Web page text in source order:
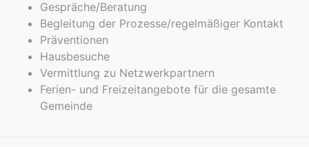
Gespräche/Beratung
Begleitung der Prozesse/regelmäßiger Kontakt
Präventionen
Hausbesuche
Vermittlung zu Netzwerkpartnern
Ferien- und Freizeitangebote für die gesamte
Gemeinde